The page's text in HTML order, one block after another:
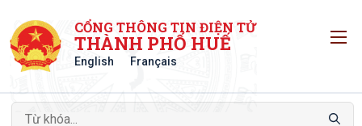
CỔNG THÔNG TIN ĐIỆN TỬ
THÀNH PHỐ HUẾ
English Français